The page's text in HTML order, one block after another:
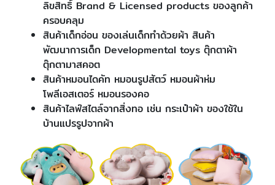
ลิขสิทธิ์ Brand & Licensed products ของลูกค้า
ครอบคลุม
สินค้าเด็กอ่อน ของเล่นเด็กทำด้วยผ้า สินค้า
พัฒนาการเด็ก Developmental toys ตุ๊กตาผ้า
ตุ๊กตามาสคอต
สินค้าหมอนไดคัท หมอนรูปสัตว์ หมอนผ้าห่ม
โพลีเอสเตอร์ หมอนรองคอ
สินค้าไลฟ์สไตล์จากสิ่งทอ เช่น กระเป๋าผ้า ของใช้ใน
บ้านแปรรูปจากผ้า